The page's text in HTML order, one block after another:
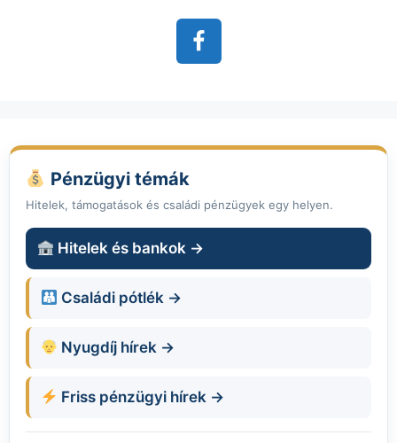
Pénzügyi témák
Hitelek, támogatások és családi pénzügyek egy helyen.
Hitelek és bankok →
Családi pótlék →
Nyugdíj hírek →
Friss pénzügyi hírek →